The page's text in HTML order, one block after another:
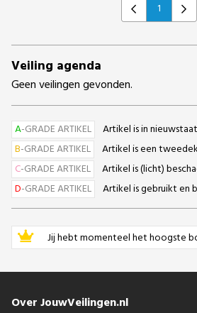
Previous
1 Next
Veiling agenda
Geen veilingen gevonden.
A-GRADE ARTIKEL
Artikel is in nieuwstaat
B-GRADE ARTIKEL
Artikel is een
C-GRADE ARTIKEL
Artikel is (licht)
D-GRADE ARTIKEL Artikel is gebruikt en
Jij hebt momenteel het hoogste
Over JouwVeilingen.nl